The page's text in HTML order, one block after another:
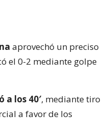
aprovechó un preciso
el 0-2 mediante golpe
a los 40′, mediante tiro
a favor de los